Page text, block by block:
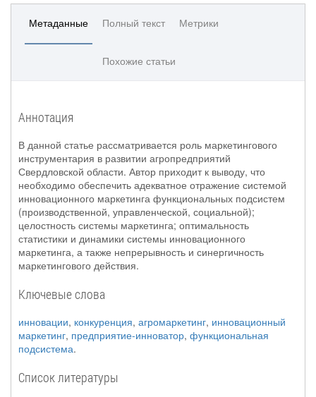
Метаданные Полный текст Метрики
Похожие статьи
Аннотация
В данной статье рассматривается роль маркетингового
инструментария в развитии агропредприятий
Свердловской области. Автор приходит к выводу, что
необходимо обеспечить адекватное отражение системой
инновационного маркетинга функциональных подсистем
(производственной, управленческой, социальной);
целостность системы маркетинга; оптимальность
статистики и динамики системы инновационного
маркетинга, а также непрерывность и синергичность
маркетингового действия.
Ключевые слова
инновации, конкуренция, агромаркетинг, инновационный
маркетинг, предприятие-инноватор, функциональная
подсистема.
Список литературы